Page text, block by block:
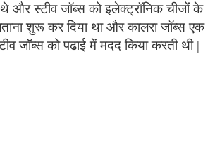
और स्टीव जॉब्स को इलेक्ट्रॉनिक चीजों के
शुरू कर दिया था और कालरा जॉब्स एक
जॉब्स को पढाई में मदद किया करती थी |